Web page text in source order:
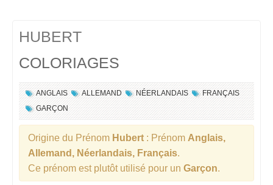
HUBERT
COLORIAGES
ANGLAIS ALLEMAND NÉERLANDAIS
FRANÇAIS
GARÇON
Origine du Prénom Hubert : Prénom Anglais,
Allemand, Néerlandais, Français.
Ce prénom est plutôt utilisé pour un Garçon.